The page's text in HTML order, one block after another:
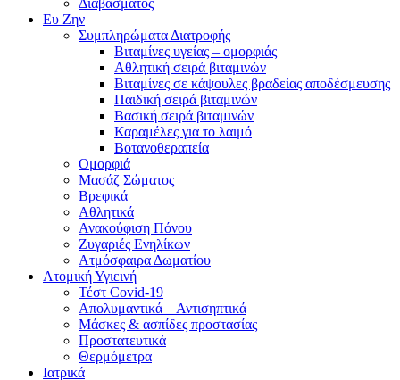
Διαβάσματος
Ευ Ζην
Συμπληρώματα Διατροφής
Βιταμίνες υγείας – ομορφιάς
Αθλητική σειρά βιταμινών
Βιταμίνες σε κάψουλες βραδείας αποδέσμευσης
Παιδική σειρά βιταμινών
Βασική σειρά βιταμινών
Καραμέλες για το λαιμό
Βοτανοθεραπεία
Ομορφιά
Μασάζ Σώματος
Βρεφικά
Αθλητικά
Ανακούφιση Πόνου
Ζυγαριές Ενηλίκων
Ατμόσφαιρα Δωματίου
Ατομική Υγιεινή
Τέστ Covid-19
Απολυμαντικά – Αντισηπτικά
Μάσκες & ασπίδες προστασίας
Προστατευτικά
Θερμόμετρα
Ιατρικά